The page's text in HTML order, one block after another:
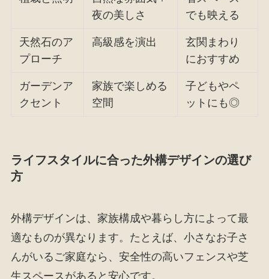
夜の美しさ
でも映える
天然石のア
プローチ
高級感を演出
玄関まわり
におすすめ
ガーデンア
クセント
家族で楽しめる
空間
子どもやペ
ットにも◎
ライフスタイルに合った外構デザインの選び
方
外構デザインは、家族構成や暮らし方によって最
適なものが異なります。たとえば、小さなお子さ
んがいるご家庭なら、安全性の高いフェンスや芝
生スペースがあると安心です。